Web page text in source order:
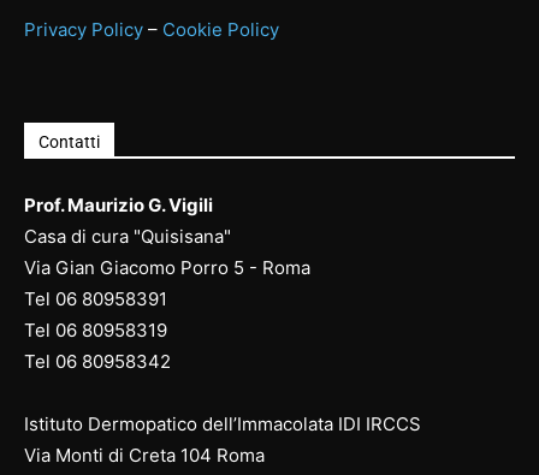
Privacy Policy – Cookie Policy
Contatti
Prof. Maurizio G. Vigili
Casa di cura "Quisisana"
Via Gian Giacomo Porro 5 - Roma
Tel 06 80958391
Tel 06 80958319
Tel 06 80958342
Istituto Dermopatico dell’Immacolata IDI IRCCS
Via Monti di Creta 104 Roma